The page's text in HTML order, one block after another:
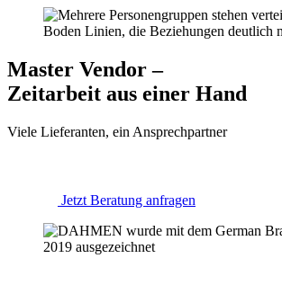
Master Vendor –
Zeitarbeit aus einer Hand
Viele Lieferanten, ein Ansprechpartner
Jetzt Beratung anfragen